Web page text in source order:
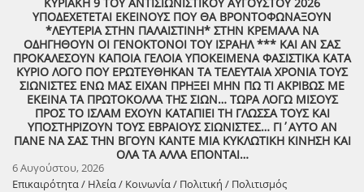
ΥΠΟΔΕΧΕΤΕΤΑΙ ΕΚΕΙΝΟΥΣ ΠΟΥ ΘΑ ΒΡΟΝΤΟΦΩΝΑΞΟΥΝ
*ΛΕΥΤΕΡΙΑ ΣΤΗΝ ΠΑΛΑΙΣΤΙΝΗ* ΣΤΗΝ ΚΡΕΜΑΛΑ ΝΑ
ΟΔΗΓΗΘΟΥΝ ΟΙ ΓΕΝΟΚΤΟΝΟΙ ΤΟΥ ΙΣΡΑΗΛ *** ΚΑΙ ΑΝ ΣΑΣ
ΠΡΟΚΑΛΕΣΟΥΝ ΚΑΠΟΙΑ ΓΕΛΟΙΑ ΥΠΟΚΕΙΜΕΝΑ ΦΑΣΙΣΤΙΚΑ ΚΑΤΑ
ΚΥΡΙΟ ΛΟΓΟ ΠΟΥ ΕΡΩΤΕΥΘΗΚΑΝ ΤΑ ΤΕΛΕΥΤΑΙΑ ΧΡΟΝΙΑ ΤΟΥΣ
ΣΙΩΝΙΣΤΕΣ ΕΝΩ ΜΑΣ ΕΙΧΑΝ ΠΡΗΞΕΙ ΜΗΝ ΠΩ ΤΙ ΑΚΡΙΒΩΣ ΜΕ
ΕΚΕΙΝΑ ΤΑ ΠΡΩΤΟΚΟΛΛΑ ΤΗΣ ΣΙΩΝ… ΤΩΡΑ ΛΟΓΩ ΜΙΣΟΥΣ
ΠΡΟΣ ΤΟ ΙΣΛΑΜ ΕΧΟΥΝ ΚΑΤΑΠΙΕΙ ΤΗ ΓΛΩΣΣΑ ΤΟΥΣ ΚΑΙ
ΥΠΟΣΤΗΡΙΖΟΥΝ ΤΟΥΣ ΕΒΡΑΙΟΥΣ ΣΙΩΝΙΣΤΕΣ… ΓΙ΄ΑΥΤΟ ΑΝ
ΠΑΝΕ ΝΑ ΣΑΣ ΤΗΝ ΒΓΟΥΝ ΚΑΝΤΕ ΜΙΑ ΚΥΚΛΩΤΙΚΗ ΚΙΝΗΣΗ ΚΑΙ
ΟΛΑ ΤΑ ΑΛΛΑ ΕΠΟΝΤΑΙ…
6 Αυγούστου, 2026
Επικαιρότητα / Ηλεία / Κοινωνία / Πολιτική / Πολιτισμός